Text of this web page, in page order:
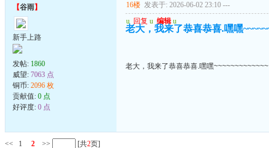
【谷雨】
新手上路
发帖: 1860
威望: 7063 点
铜币: 2096 枚
贡献值: 0 点
好评度: 0 点
16楼 发表于: 2026-06-02 23:10 ---
u 回复 u 编辑 u
老大，我来了恭喜恭喜.嘿嘿
老大，我来了恭喜恭喜.嘿嘿~~~~~~~~~~~~~
<< 1 2 >> [共2页]